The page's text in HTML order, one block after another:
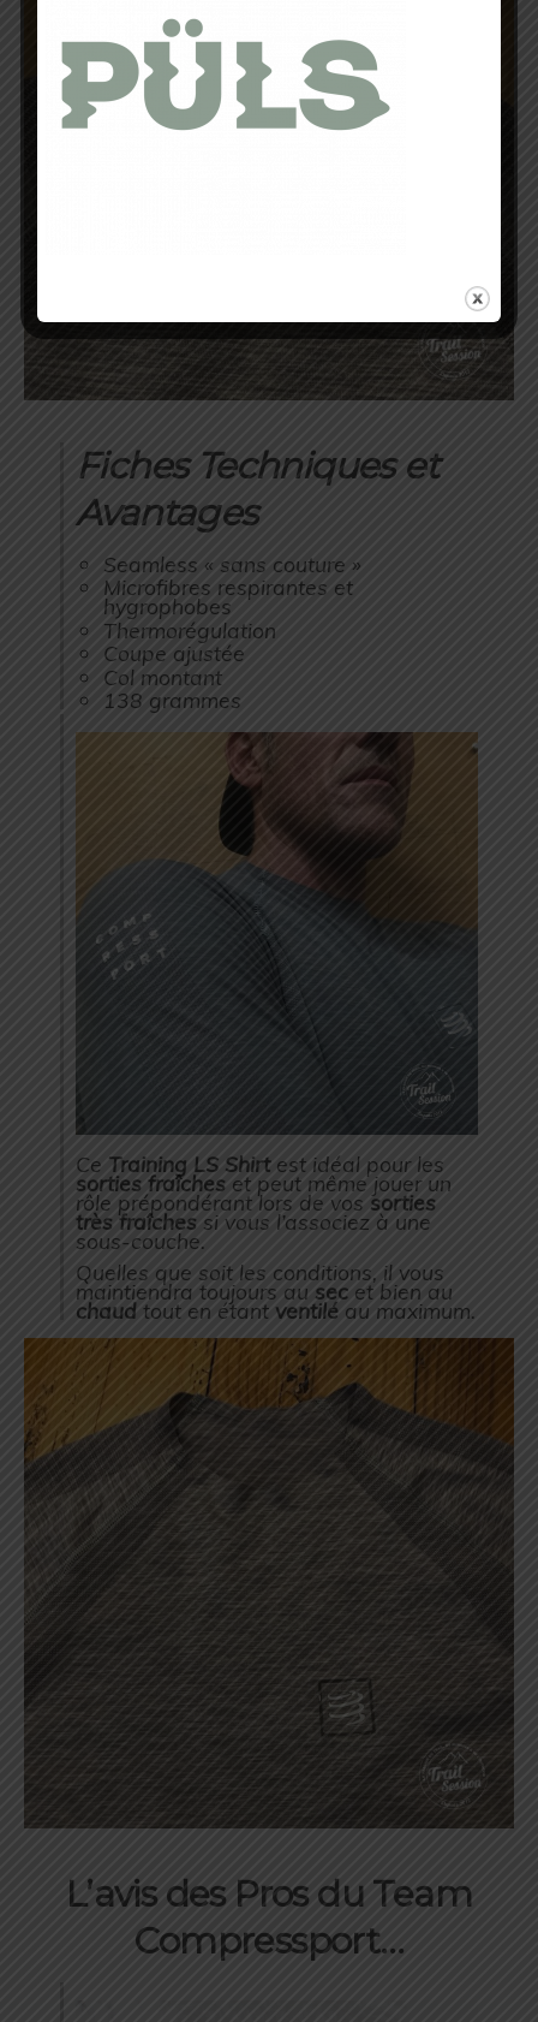
Fiches Techniques et
Avantages
Seamless « sans couture »
Microfibres respirantes et
hygrophobes
Thermorégulation
Coupe ajustée
Col montant
138 grammes
Ce Training LS Shirtest idéal pour les
sorties fraîches et peut même jouer un
rôle prépondérant lors de vos sorties
très fraîches si vous l’associez à une
sous-couche.
Quelles que soit les conditions, il vous
maintiendra toujours au sec et bien au
chaud tout en étant ventilé au maximum.
L’avis des Pros du Team
Compressport…